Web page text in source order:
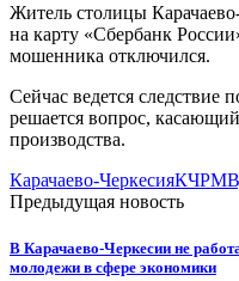
Житель столицы
на карту «Сбербанк
мошенника отключился.
Сейчас ведется следствие
решается вопрос,
производства.
Карачаево-ЧеркесияКЧР
Предыдущая новость
В Карачаево-Черкесии не
молодежи в сфере экономики